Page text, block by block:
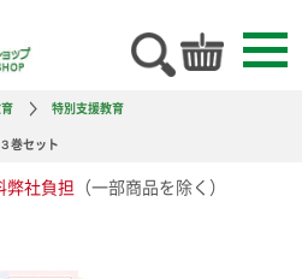
特別支援教育
巻セット
弊社負担 （一部商品を除く）